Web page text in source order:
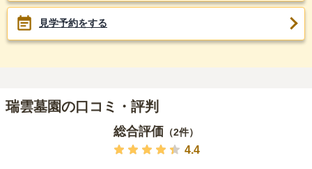
見学予約をする
瑞雲墓園の口コミ・評判
総合評価 （2件）
4.4